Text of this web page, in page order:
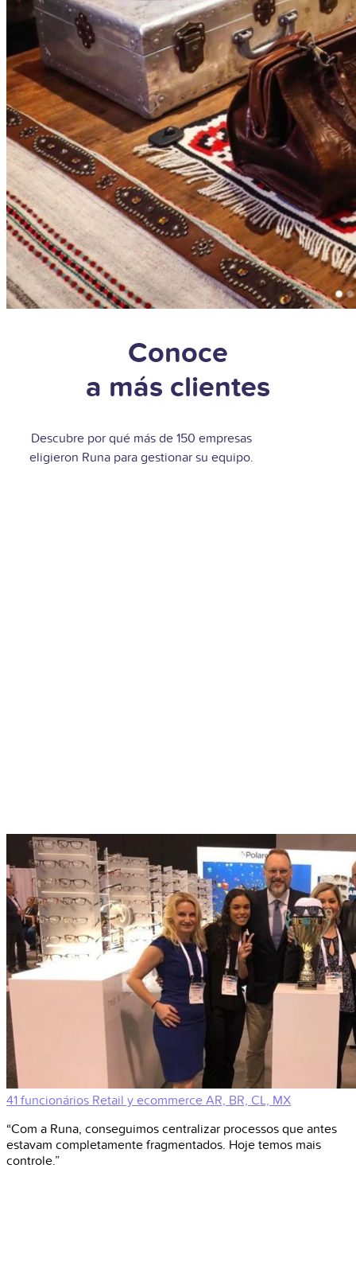
Conoce
a más clientes
Descubre por qué más de 150 empresas
eligieron Runa para gestionar su equipo.
41 funcionários Retail y ecommerce AR, BR, CL, MX
“Com a Runa, conseguimos centralizar processos que antes
estavam completamente fragmentados. Hoje temos mais
controle.”